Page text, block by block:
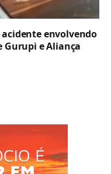
envolvendo
Gurupi e Aliança